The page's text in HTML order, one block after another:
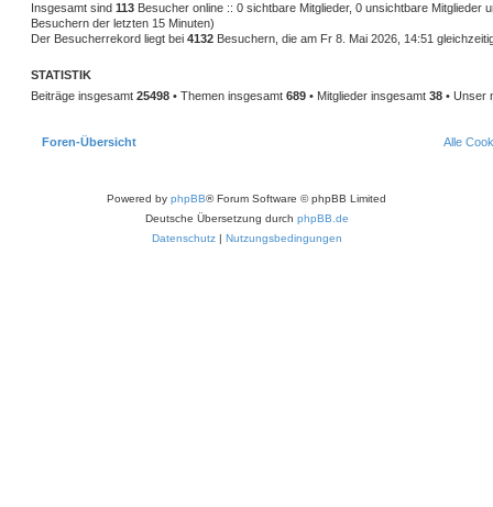
Insgesamt sind 113 Besucher online :: 0 sichtbare Mitglieder, 0 unsichtbare Mitglieder
Besuchern der letzten 15 Minuten)
Der Besucherrekord liegt bei 4132 Besuchern, die am Fr 8. Mai 2026, 14:51
STATISTIK
Beiträge insgesamt 25498 • Themen insgesamt 689 • Mitglieder insgesamt 38 • Unser
Foren-Übersicht Alle
Powered by phpBB® Forum Software © phpBB Limited
Deutsche Übersetzung durch phpBB.de
Datenschutz| Nutzungsbedingungen